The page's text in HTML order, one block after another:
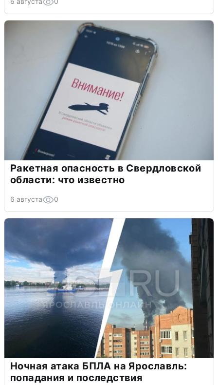
Ракетная опасность в Свердловской
области: что известно
6 августа 0
Ночная атака БПЛА на Ярославль:
попадания и последствия